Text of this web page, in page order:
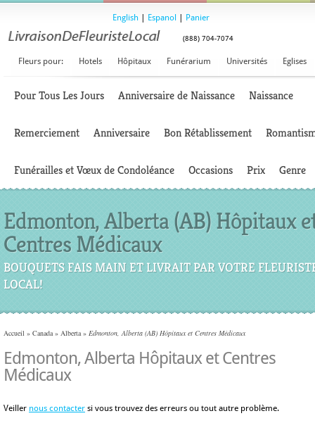
English Espanol Panier
(888) 704-7074
Fleurs pour: Hotels Hôpitaux Funérarium Universités Eglises
Pour Tous Les Jours Anniversaire de Naissance Naissance
Remerciement Anniversaire Bon Rétablissement
Funérailles et Vœux de Condoléance Occasions Prix Genre
Edmonton, Alberta (AB) Hôpitaux
Centres Médicaux
BOUQUETS FAIS MAIN ET LIVRAIT PAR VOTRE
LOCAL!
Accueil » Canada » Alberta » Edmonton, Alberta (AB) Hôpitaux et Centres Médicaux
Edmonton, Alberta Hôpitaux et Centres
Médicaux
Veiller nous contacter si vous trouvez des erreurs ou tout autre problème.